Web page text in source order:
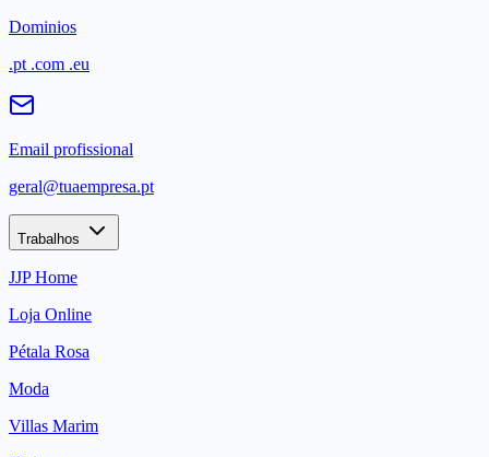
Dominios
.pt .com .eu
Email profissional
geral@tuaempresa.pt
Trabalhos
JJP Home
Loja Online
Pétala Rosa
Moda
Villas Marim